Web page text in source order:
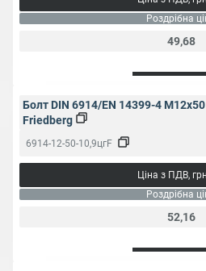
Роздрібна
49,68
Болт DIN 6914/EN 14399-4
Friedberg
6914-12-50-10,9цгF
Ціна з ПДВ,
Роздрібна
52,16